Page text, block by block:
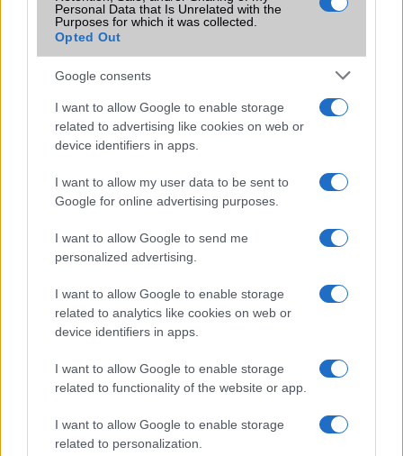
Personal Data that Is Unrelated with the
Purposes for which it was collected.
Opted Out
Google consents
I want to allow Google to enable storage
related to advertising like cookies on web or
device identifiers in apps.
I want to allow my user data to be sent to
Google for online advertising purposes.
I want to allow Google to send me
personalized advertising.
I want to allow Google to enable storage
related to analytics like cookies on web or
device identifiers in apps.
I want to allow Google to enable storage
related to functionality of the website or app.
I want to allow Google to enable storage
related to personalization.
Az Android rejtett automatizmusai: hat
funkció, amely észrevétlenül könnyíti
meg a mindennapokat
2026.06.14
Sok felhasználó külön alkalmazásokra esküszik, pedig az
Android már évek óta olyan intelligens funkciókat kínál,
amelyek maguktól dolgoznak a háttérben.
Google Maps vs. Waze: A két
navigációs óriás küzdelme a
2026.08.09 | Android Police
Bár a Google mindkét alkalmazást birtokolja, még mindig
nyomós okunk van mindkettőt feltelepíteni.
KAPCSOLÓDÓ HÍREK